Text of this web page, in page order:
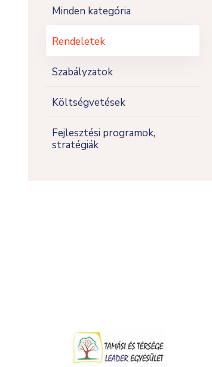
Minden kategória
Rendeletek
Szabályzatok
Költségvetések
Fejlesztési programok,
stratégiák